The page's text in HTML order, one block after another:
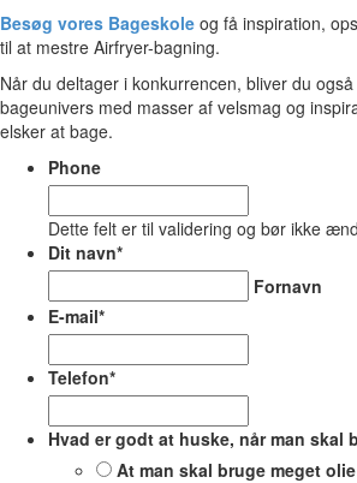
Besøg vores Bageskole og få inspiration,
til at mestre Airfryer-bagning.
Når du deltager i konkurrencen, bliver du
bageunivers med masser af velsmag og
elsker at bage.
Phone
Dette felt er til validering og bør ikke
Dit navn*
Fornavn
E-mail*
Telefon*
Hvad er godt at huske, når man skal
At man skal bruge meget olie